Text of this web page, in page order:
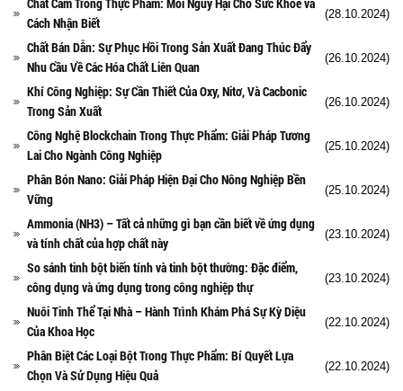
Cách Nhận Biết
(28.10.2024)
Chất Bán Dẫn: Sự Phục Hồi Trong Sản Xuất Đang Thúc Đẩy
Nhu Cầu Về Các Hóa Chất Liên Quan
(26.10.2024)
Khí Công Nghiệp: Sự Cần Thiết Của Oxy, Nitơ, Và Cacbonic
Trong Sản Xuất
(26.10.2024)
Công Nghệ Blockchain Trong Thực Phẩm: Giải Pháp Tương
Lai Cho Ngành Công Nghiệp
(25.10.2024)
Phân Bón Nano: Giải Pháp Hiện Đại Cho Nông Nghiệp Bền
Vững
(25.10.2024)
Ammonia (NH3) – Tất cả những gì bạn cần biết về ứng dụng
và tính chất của hợp chất này
(23.10.2024)
So sánh tinh bột biến tính và tinh bột thường: Đặc điểm,
công dụng và ứng dụng trong công nghiệp thự
(23.10.2024)
Nuôi Tinh Thể Tại Nhà – Hành Trình Khám Phá Sự Kỳ Diệu
Của Khoa Học
(22.10.2024)
Phân Biệt Các Loại Bột Trong Thực Phẩm: Bí Quyết Lựa
Chọn Và Sử Dụng Hiệu Quả
(22.10.2024)